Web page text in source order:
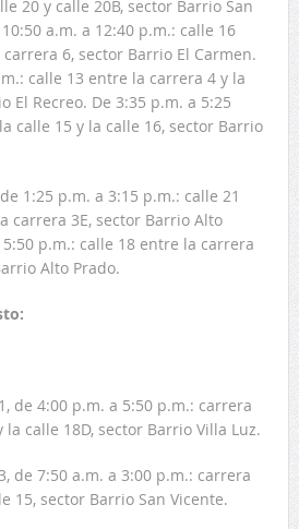
20 y calle 20B, sector Barrio San
a.m. a 12:40 p.m.: calle 16
6, sector Barrio El Carmen.
calle 13 entre la carrera 4 y la
El Recreo. De 3:35 p.m. a 5:25
calle 15 y la calle 16, sector Barrio
1:25 p.m. a 3:15 p.m.: calle 21
carrera 3E, sector Barrio Alto
p.m.: calle 18 entre la carrera
Alto Prado.
de 4:00 p.m. a 5:50 p.m.: carrera
calle 18D, sector Barrio Villa Luz.
de 7:50 a.m. a 3:00 p.m.: carrera
15, sector Barrio San Vicente.